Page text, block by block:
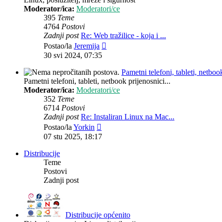
Moderator/ica: Moderatori/ce
395 Teme
4764 Postovi
Zadnji post Re: Web tražilice - koja i ...
Postao/la Jeremija
30 svi 2024, 07:35
Pametni telefoni, tableti,
Pametni telefoni, tableti, netbook prijenosnici...
Moderator/ica: Moderatori/ce
352 Teme
6714 Postovi
Zadnji post Re: Instaliran Linux na Mac...
Postao/laYorkin
post
07 stu 2025, 18:17
Distribucije
Teme
Postovi
Zadnji post
Distribucije općenito